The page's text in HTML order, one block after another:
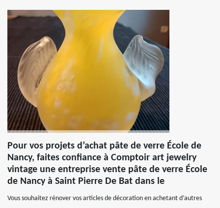
Pour vos projets d’achat pâte de verre École de
Nancy, faites confiance à Comptoir art jewelry
vintage une entreprise vente pâte de verre École
de Nancy à Saint Pierre De Bat dans le
Vous souhaitez rénover vos articles de décoration en achetant d’autres